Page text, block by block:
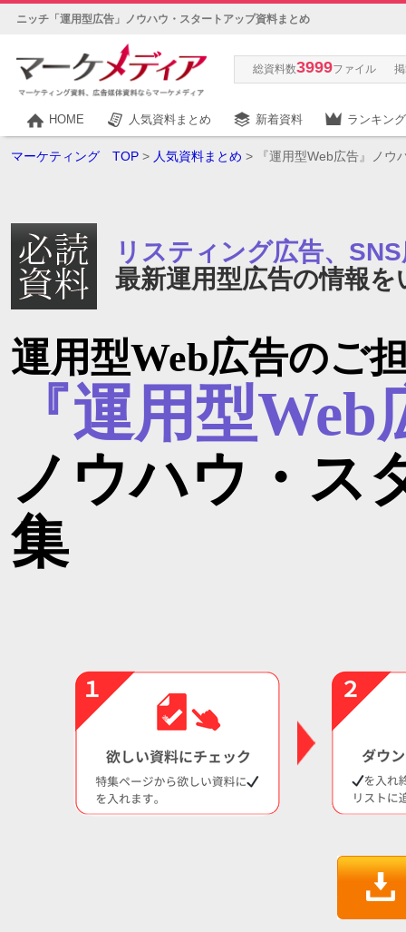
ニッチ「運用型広告」ノウハウ・スタートアップ資料まとめ
総資料数3999ファイル
HOME 人気資料まとめ 新着資料 ランキング
マーケティング TOP > 人気資料まとめ > 『運用型Web広告』ノウ
リスティング広告、
最新運用型広告の情報
運用型Web広告のご
『運用型
ノウハウ・ス
集